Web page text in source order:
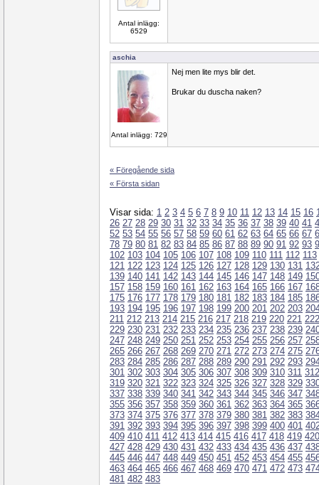
Antal inlägg:
6529
aschia
Antal inlägg: 729
Nej men lite mys blir det.
Brukar du duscha naken?
« Föregående sida
« Första sidan
Visar sida: 1 2 3 4 5 6 7 8 9 10 11 12 13 14 15 16
26 27 28 29 30 31 32 33 34 35 36 37 38 39 40 41
52 53 54 55 56 57 58 59 60 61 62 63 64 65 66 67
78 79 80 81 82 83 84 85 86 87 88 89 90 91 92 93
102 103 104 105 106 107 108 109 110 111 112 113
121 122 123 124 125 126 127 128 129 130 131
139 140 141 142 143 144 145 146 147 148 149
157 158 159 160 161 162 163 164 165 166 167
175 176 177 178 179 180 181 182 183 184 185
193 194 195 196 197 198 199 200 201 202 203
211 212 213 214 215 216 217 218 219 220 221 222
229 230 231 232 233 234 235 236 237 238 239
247 248 249 250 251 252 253 254 255 256 257
265 266 267 268 269 270 271 272 273 274 275
283 284 285 286 287 288 289 290 291 292 293
301 302 303 304 305 306 307 308 309 310 311 312
319 320 321 322 323 324 325 326 327 328 329
337 338 339 340 341 342 343 344 345 346 347
355 356 357 358 359 360 361 362 363 364 365
373 374 375 376 377 378 379 380 381 382 383
391 392 393 394 395 396 397 398 399 400 401
409 410 411 412 413 414 415 416 417 418 419 420
427 428 429 430 431 432 433 434 435 436 437
445 446 447 448 449 450 451 452 453 454 455
463 464 465 466 467 468 469 470 471 472 473
481 482 483